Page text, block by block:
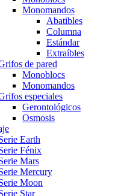
Monomandos
Abatibles
Columna
Estándar
Extraíbles
de pared
Monoblocs
Monomandos
especiales
Gerontológicos
Osmosis
Earth
Fénix
Mars
Mercury
Moon
Star